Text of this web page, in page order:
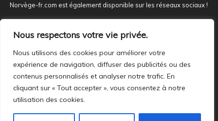
Nous respectons votre vie privée.
Nous utilisons des cookies pour améliorer votre
expérience de navigation, diffuser des publicités ou des
contenus personnalisés et analyser notre trafic. En
cliquant sur « Tout accepter », vous consentez à notre
utilisation des cookies.
Norvège-fr.com est également disponible sur les réseaux sociaux !
À PROPOS MENTIONS LÉGALES